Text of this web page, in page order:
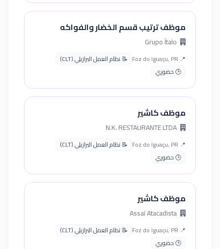
موظف ترتيب قسم الخضار والفواكه
📍 Foz do Iguaçu, PR
📝 نظام العمل البرازيلي (CLT)
🕒 حضوري
موظف كاشير
📍 Foz do Iguaçu, PR
📝 نظام العمل البرازيلي (CLT)
🕒 حضوري
موظف كاشير
📍 Foz do Iguaçu, PR
📝 نظام العمل البرازيلي (CLT)
🕒 حضوري